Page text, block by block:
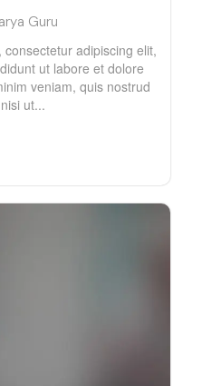
Guru
adipiscing elit,
ut labore et dolore
veniam, quis nostrud
ut...